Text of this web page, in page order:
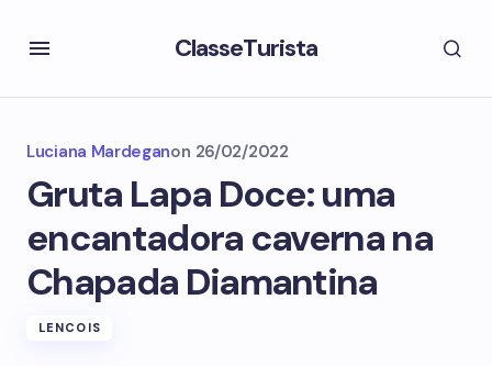
ClasseTurista
Luciana Mardeganon 26/02/2022
Gruta Lapa Doce: uma
encantadora caverna na
Chapada Diamantina
LENCOIS